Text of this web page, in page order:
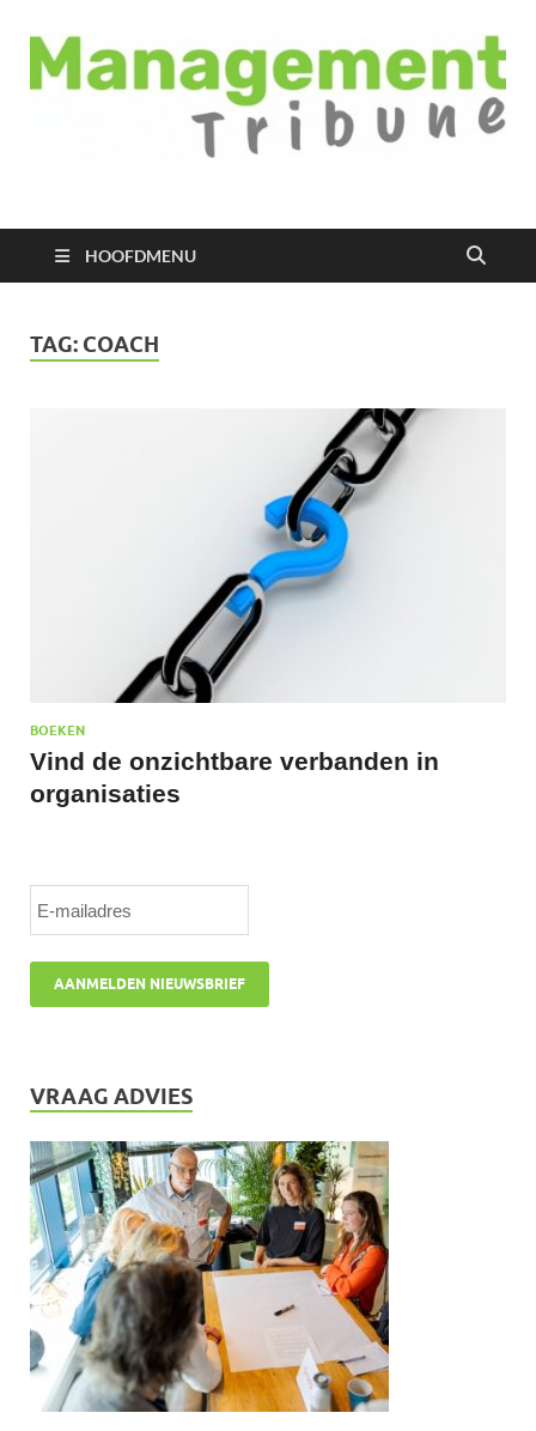
Managementtribune
HOOFDMENU
TAG: COACH
BOEKEN
Vind de onzichtbare verbanden in
organisaties
VRAAG ADVIES